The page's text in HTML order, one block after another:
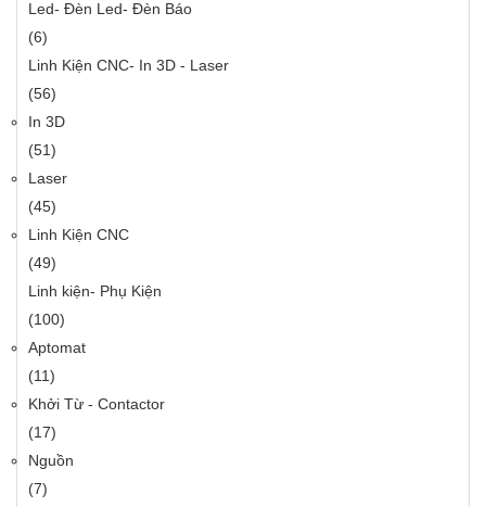
Led- Đèn Led- Đèn Báo
(6)
Linh Kiện CNC- In 3D - Laser
(56)
In 3D
(51)
Laser
(45)
Linh Kiện CNC
(49)
Linh kiện- Phụ Kiện
(100)
Aptomat
(11)
Khởi Từ - Contactor
(17)
Nguồn
(7)